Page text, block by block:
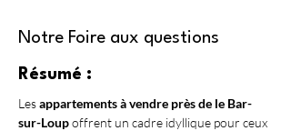
Notre Foire aux questions
Résumé :
Les appartements à vendre près de le Bar-
sur-Loup offrent un cadre idyllique pour ceux